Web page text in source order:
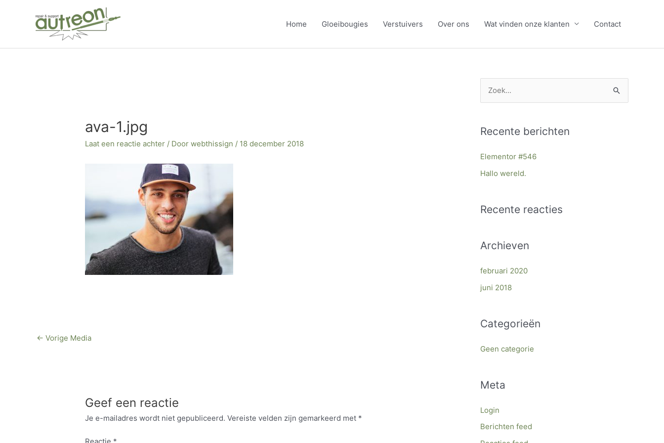
Home Gloeibougies Verstuivers Over ons Wat vinden onze klanten Contact
ava-1.jpg
Laat een reactie achter / Doorwebthissign / 18 december 2018
← Vorige Media
Geef een reactie
Je e-mailadres wordt niet gepubliceerd. Vereiste velden zijn gemarkeerd met *
Reactie *
k
n
:
Recente berichten
Elementor #546
Hallo wereld.
Recente reacties
Archieven
februari 2020
juni 2018
Categorieën
Geen categorie
Meta
Login
Berichten feed